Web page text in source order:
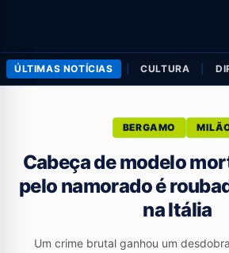
ÚLTIMAS NOTÍCIAS CULTURA
BERGAMO
Cabeça de modelo
pelo namorado é
na Itália
Um crime brutal ganhou um